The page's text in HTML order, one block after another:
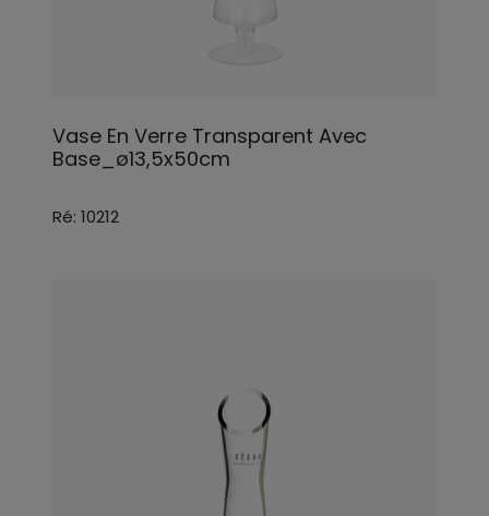
Vase En Verre Transparent Avec
Base_ø13,5x50cm
Ré: 10212